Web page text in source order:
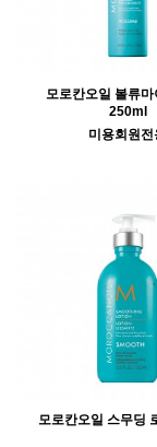
모로칸오일 볼류마
250ml
미용회원전
모로칸오일 스무딩